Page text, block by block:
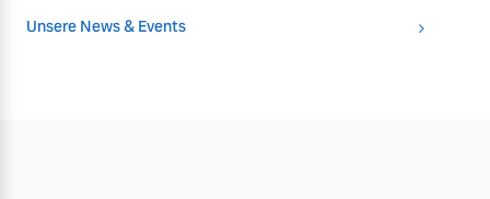
Unsere News & Events